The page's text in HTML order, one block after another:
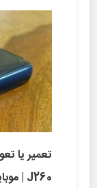
J260 | موبایل کمک